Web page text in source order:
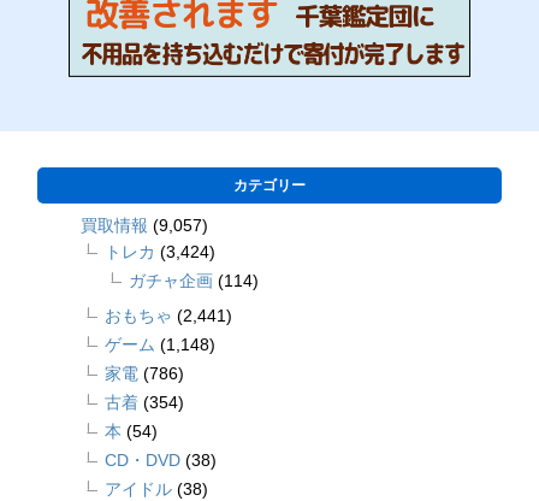
カテゴリー
買取情報 (9,057)
トレカ (3,424)
ガチャ企画 (114)
おもちゃ (2,441)
ゲーム (1,148)
家電 (786)
古着 (354)
本 (54)
CD・DVD (38)
アイドル (38)